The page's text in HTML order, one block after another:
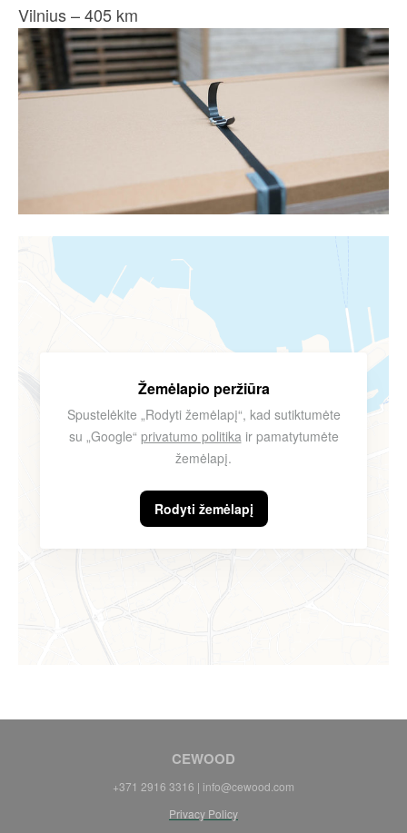
Vilnius – 405 km
Žemėlapio peržiūra
Spustelėkite „Rodyti žemėlapį“, kad sutiktumėte
su „Google“ privatumo politika ir pamatytumėte
žemėlapį.
Rodyti žemėlapį
CEWOOD
+371 2916 3316 | info@cewood.com
Privacy Policy